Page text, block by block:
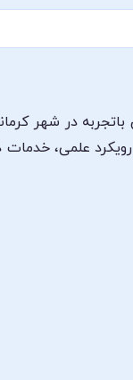
در شهر
علمی، خدمات